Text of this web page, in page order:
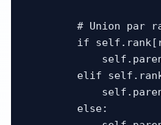
# Union par
if
elif
        else: